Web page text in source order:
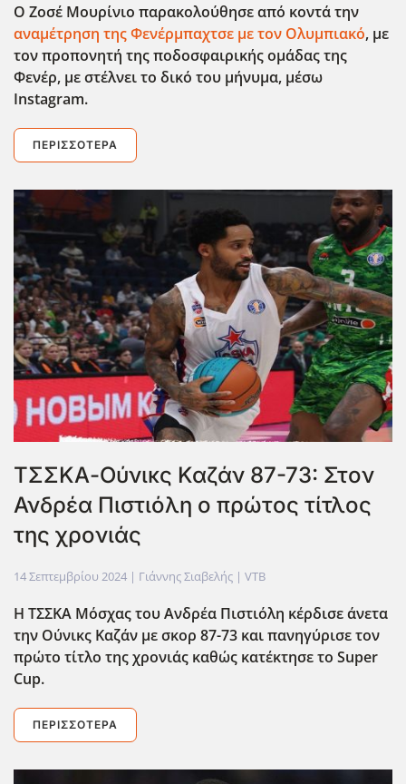
Ο Ζοσέ Μουρίνιο παρακολούθησε από κοντά την
αναμέτρηση της Φενέρμπαχτσε με τον Ολυμπιακό, με
τον προπονητή της ποδοσφαιρικής ομάδας της
Φενέρ, με στέλνει το δικό του μήνυμα, μέσω
Instagram.
ΠΕΡΙΣΣΌΤΕΡΑ
TΣΣΚΑ-Ούνικς Καζάν 87-73: Στον
Ανδρέα Πιστιόλη ο πρώτος τίτλος
της χρονιάς
14 Σεπτεμβρίου 2024 | Γιάννης Σιαβελής | VTB
Η ΤΣΣΚΑ Μόσχας του Ανδρέα Πιστιόλη κέρδισε άνετα
την Ούνικς Καζάν με σκορ 87-73 και πανηγύρισε τον
πρώτο τίτλο της χρονιάς καθώς κατέκτησε το Super
Cup.
ΠΕΡΙΣΣΌΤΕΡΑ